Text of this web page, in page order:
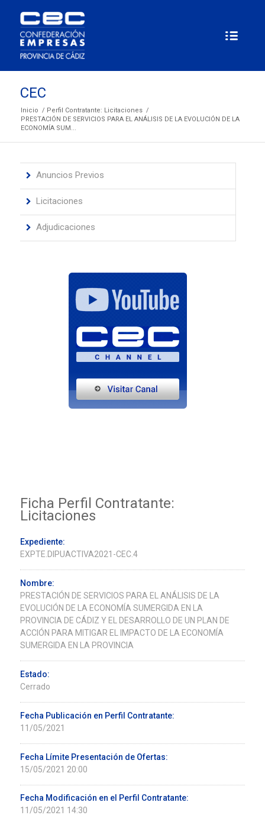
CEC
Inicio / Perfil Contratante: Licitaciones /
PRESTACIÓN DE SERVICIOS PARA EL ANÁLISIS DE LA EVOLUCIÓN DE LA
ECONOMÍA SUM...
Anuncios Previos
Licitaciones
Adjudicaciones
Ficha Perfil Contratante:
Licitaciones
Expediente:
EXPTE.DIPUACTIVA2021-CEC.4
Nombre:
PRESTACIÓN DE SERVICIOS PARA EL ANÁLISIS DE LA
EVOLUCIÓN DE LA ECONOMÍA SUMERGIDA EN LA
PROVINCIA DE CÁDIZ Y EL DESARROLLO DE UN PLAN DE
ACCIÓN PARA MITIGAR EL IMPACTO DE LA ECONOMÍA
SUMERGIDA EN LA PROVINCIA
Estado:
Cerrado
Fecha Publicación en Perfil Contratante:
11/05/2021
Fecha Límite Presentación de Ofertas:
15/05/2021 20:00
Fecha Modificación en el Perfil Contratante:
11/05/2021 14:30